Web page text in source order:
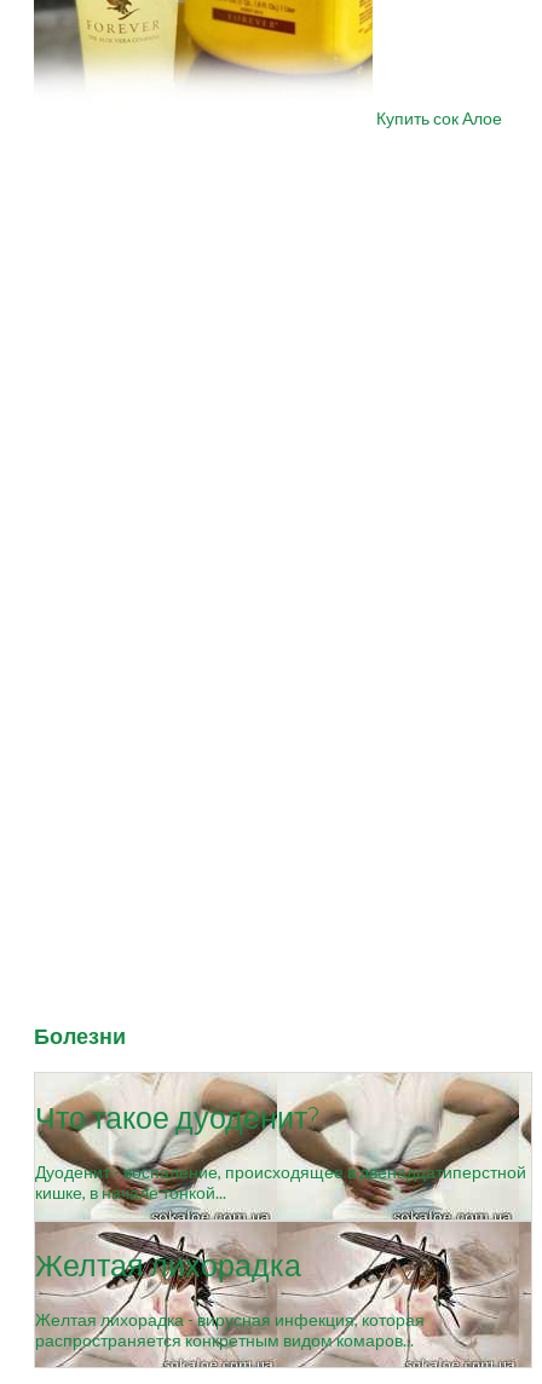
Купить сок Алое
Болезни
Что такое дуоденит?
Дуоденит - воспаление, происходящее в двенадцатиперстной
кишке, в начале тонкой...
Желтая лихорадка
Желтая лихорадка - вирусная инфекция, которая
распространяется конкретным видом комаров...